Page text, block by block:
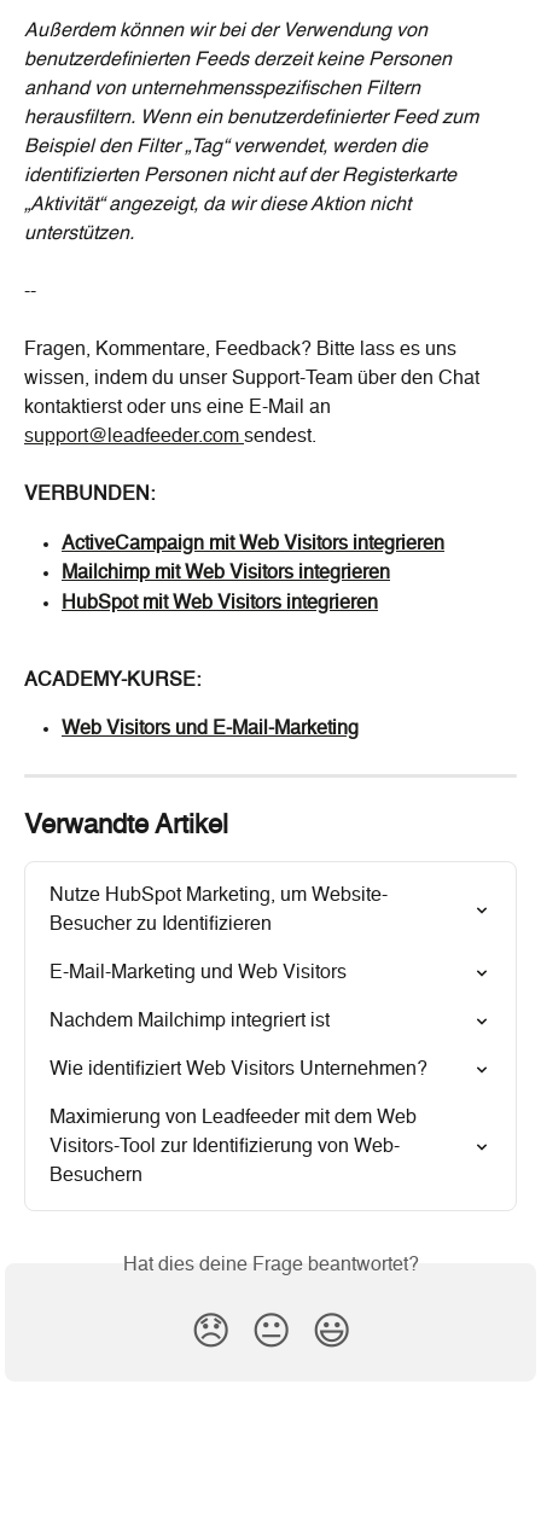
Außerdem können wir bei der Verwendung von
benutzerdefinierten Feeds derzeit keine Personen
anhand von unternehmensspezifischen Filtern
herausfiltern. Wenn ein benutzerdefinierter Feed zum
Beispiel den Filter „Tag“ verwendet, werden die
identifizierten Personen nicht auf der Registerkarte
„Aktivität“ angezeigt, da wir diese Aktion nicht
unterstützen.
--
Fragen, Kommentare, Feedback? Bitte lass es uns
wissen, indem du unser Support-Team über den Chat
kontaktierst oder uns eine E-Mail an
support@leadfeeder.com sendest.
VERBUNDEN:
ActiveCampaign mit Web Visitors integrieren
Mailchimp mit Web Visitors integrieren
HubSpot mit Web Visitors integrieren
ACADEMY-KURSE:
Web Visitors und E-Mail-Marketing
Verwandte Artikel
Nutze HubSpot Marketing, um Website-
Besucher zu Identifizieren
E-Mail-Marketing und Web Visitors
Nachdem Mailchimp integriert ist
Wie identifiziert Web Visitors Unternehmen?
Maximierung von Leadfeeder mit dem Web
Visitors-Tool zur Identifizierung von Web-
Besuchern
Hat dies deine Frage beantwortet?
😞 😐 😃